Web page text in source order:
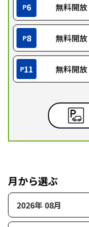
P6 無料開放
P8 無料開放
P11 無料開放
月から選ぶ
2026年 08月